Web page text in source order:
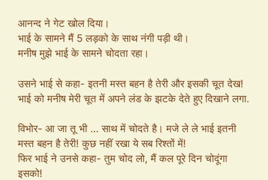
आनन्द ने गेट खोल दिया।
भाई के सामने मैं 5 लड़को के साथ नंगी पड़ी थी।
मनीष मुझे भाई के सामने चोदता रहा।
उसने भाई से कहा- इतनी मस्त बहन है तेरी और इसकी चूत देख!
भाई को मनीष मेरी चूत में अपने लंड के झटके देते हुए दिखाने लगा.
विभोर- आ जा तू भी … साथ में चोदते है। मजे ले ले भाई इतनी
मस्त बहन है तेरी! कुछ नहीं रखा ये सब रिश्तों में!
फिर भाई ने उनसे कहा- तुम चोद लो, मैं कल पूरे दिन चोदूंगा
इसको!